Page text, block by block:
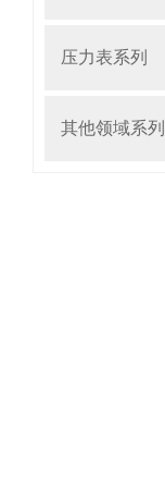
压力表系列
其他领域系列